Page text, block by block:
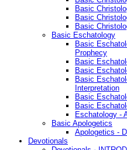
Basic
Basic
Basic
Basic Eschatology
Basic
Prophecy
Basic
Basic
Basic
Interpretation
Basic
Basic
Eschatology -
Basic Apologetics
Apologetics -
Devotionals